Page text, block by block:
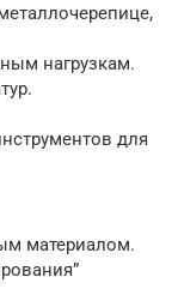
нагрузкам.
для
материалом.